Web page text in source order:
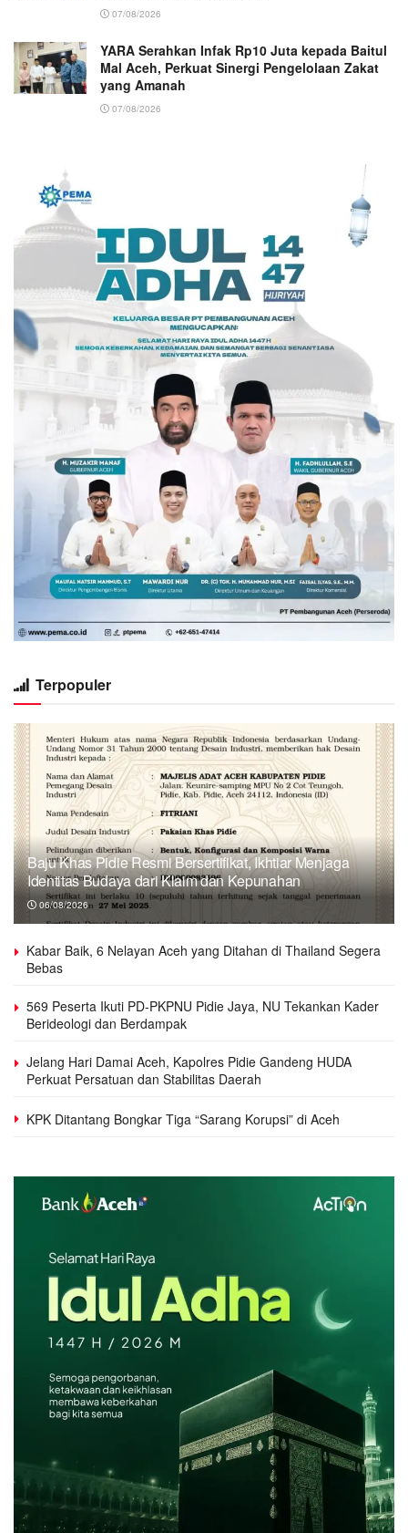
07/08/2026
YARA Serahkan Infak Rp10 Juta kepada Baitul
Mal Aceh, Perkuat Sinergi Pengelolaan Zakat
yang Amanah ‎
07/08/2026
Terpopuler
Baju Khas Pidie Resmi Bersertifikat, Ikhtiar Menjaga
Identitas Budaya dari Klaim dan Kepunahan
06/08/2026
Kabar Baik, 6 Nelayan Aceh yang Ditahan di Thailand Segera
Bebas
569 Peserta Ikuti PD-PKPNU Pidie Jaya, NU Tekankan Kader
Berideologi dan Berdampak
Jelang Hari Damai Aceh, Kapolres Pidie Gandeng HUDA
Perkuat Persatuan dan Stabilitas Daerah
KPK Ditantang Bongkar Tiga “Sarang Korupsi” di Aceh